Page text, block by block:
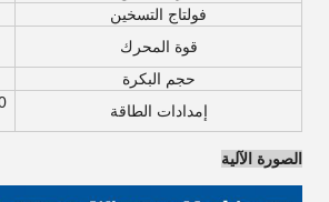
فولتاج التسخين
قوة المحرك
حجم البكرة
إمدادات الطاقة
الصورة الآلية